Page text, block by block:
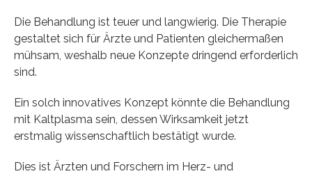
Die Behandlung ist teuer und langwierig. Die Therapie
gestaltet sich für Ärzte und Patienten gleichermaßen
mühsam, weshalb neue Konzepte dringend erforderlich
sind.
Ein solch innovatives Konzept könnte die Behandlung
mit Kaltplasma sein, dessen Wirksamkeit jetzt
erstmalig wissenschaftlich bestätigt wurde.
Dies ist Ärzten und Forschern im Herz- und